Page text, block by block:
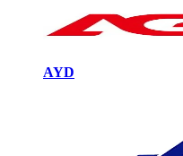
AYD